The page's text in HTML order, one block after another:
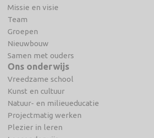
Missie en visie
Team
Groepen
Nieuwbouw
Samen met ouders
Ons onderwijs
Vreedzame school
Kunst en cultuur
Natuur- en milieueducatie
Projectmatig werken
Plezier in leren